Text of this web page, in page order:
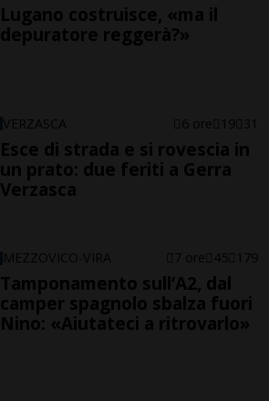
Lugano costruisce, «ma il
depuratore reggerà?»
VERZASCA 6 ore 19 31
Esce di strada e si rovescia in
un prato: due feriti a Gerra
Verzasca
MEZZOVICO-VIRA 7 ore 45 179
Tamponamento sull’A2, dal
camper spagnolo sbalza fuori
Nino: «Aiutateci a ritrovarlo»